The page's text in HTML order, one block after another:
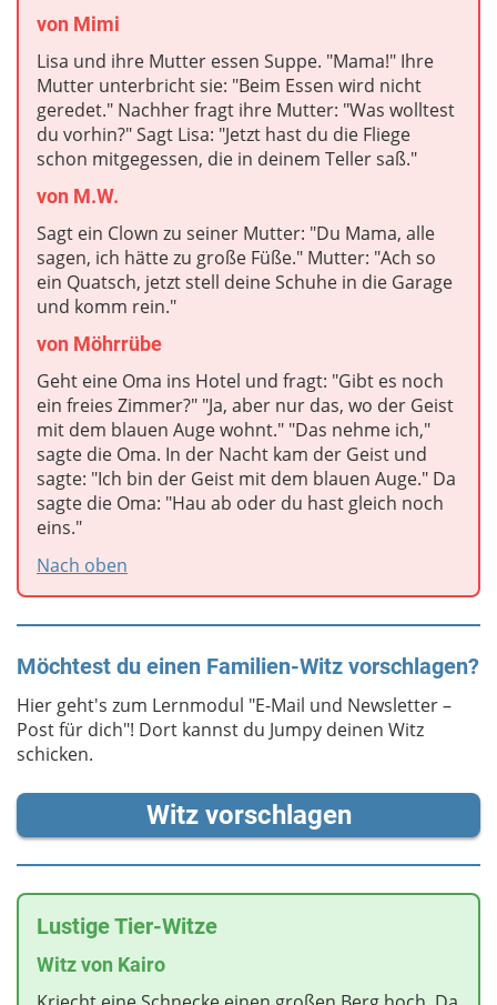
von Mimi
Lisa und ihre Mutter essen Suppe. "Mama!" Ihre
Mutter unterbricht sie: "Beim Essen wird nicht
geredet." Nachher fragt ihre Mutter: "Was wolltest
du vorhin?" Sagt Lisa: "Jetzt hast du die Fliege
schon mitgegessen, die in deinem Teller saß."
von M.W.
Sagt ein Clown zu seiner Mutter: "Du Mama, alle
sagen, ich hätte zu große Füße." Mutter: "Ach so
ein Quatsch, jetzt stell deine Schuhe in die Garage
und komm rein."
von Möhrrübe
Geht eine Oma ins Hotel und fragt: "Gibt es noch
ein freies Zimmer?" "Ja, aber nur das, wo der Geist
mit dem blauen Auge wohnt." "Das nehme ich,"
sagte die Oma. In der Nacht kam der Geist und
sagte: "Ich bin der Geist mit dem blauen Auge." Da
sagte die Oma: "Hau ab oder du hast gleich noch
eins."
Nach oben
Möchtest du einen Familien-Witz vorschlagen?
Hier geht's zum Lernmodul "E-Mail und Newsletter –
Post für dich"! Dort kannst du Jumpy deinen Witz
schicken.
Witz vorschlagen
Lustige Tier-Witze
Witz von Kairo